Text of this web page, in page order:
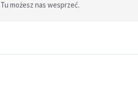
Tu możesz nas wesprzeć.